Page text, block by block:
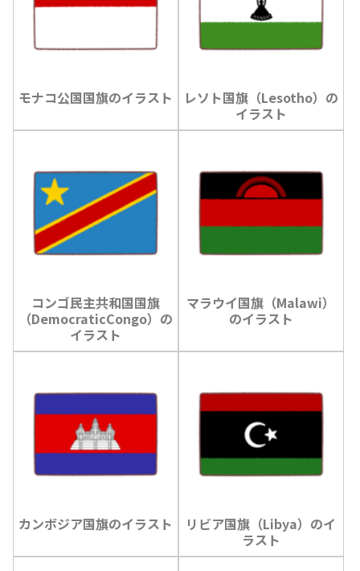
モナコ公国国旗のイラスト
レソト国旗（Lesotho）の
イラスト
コンゴ民主共和国国旗
（DemocraticCongo）の
イラスト
マラウイ国旗（Malawi）
のイラスト
カンボジア国旗のイラスト
リビア国旗（Libya）のイ
ラスト